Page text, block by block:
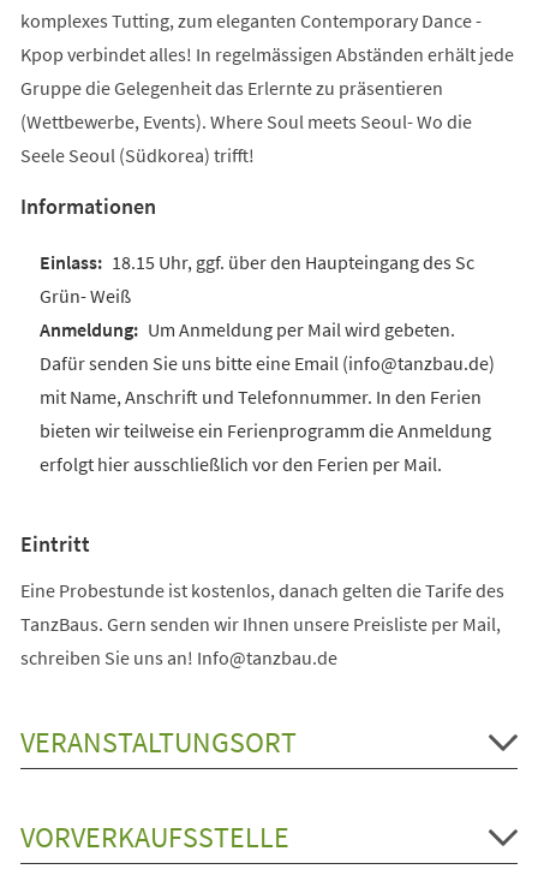
komplexes Tutting, zum eleganten Contemporary Dance -
Kpop verbindet alles! In regelmässigen Abständen erhält jede
Gruppe die Gelegenheit das Erlernte zu präsentieren
(Wettbewerbe, Events). Where Soul meets Seoul- Wo die
Seele Seoul (Südkorea) trifft!
Informationen
18.15 Uhr, ggf. über den Haupteingang des Sc
Grün- Weiß
Um Anmeldung per Mail wird gebeten.
Dafür senden Sie uns bitte eine Email (info@tanzbau.de)
mit Name, Anschrift und Telefonnummer. In den Ferien
bieten wir teilweise ein Ferienprogramm die Anmeldung
erfolgt hier ausschließlich vor den Ferien per Mail.
Eintritt
Eine Probestunde ist kostenlos, danach gelten die Tarife des
TanzBaus. Gern senden wir Ihnen unsere Preisliste per Mail,
schreiben Sie uns an! Info@tanzbau.de
VERANSTALTUNGSORT
VORVERKAUFSSTELLE